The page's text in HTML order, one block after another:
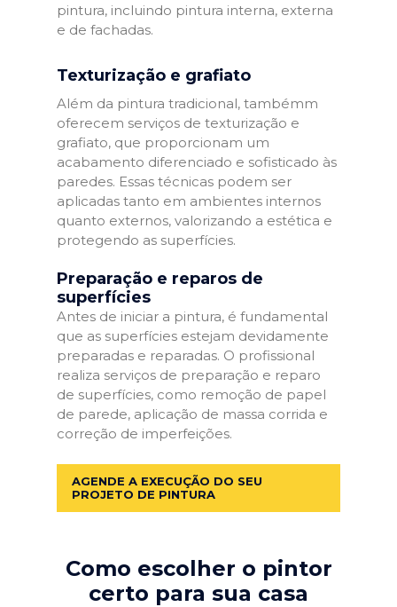
pintura, incluindo pintura interna, externa
e de fachadas.
Texturização e grafiato
Além da pintura tradicional, tambémm
oferecem serviços de texturização e
grafiato, que proporcionam um
acabamento diferenciado e sofisticado às
paredes. Essas técnicas podem ser
aplicadas tanto em ambientes internos
quanto externos, valorizando a estética e
protegendo as superfícies.
Preparação e reparos de
superfícies
Antes de iniciar a pintura, é fundamental
que as superfícies estejam devidamente
preparadas e reparadas. O profissional
realiza serviços de preparação e reparo
de superfícies, como remoção de papel
de parede, aplicação de massa corrida e
correção de imperfeições.
AGENDE A EXECUÇÃO DO SEU
PROJETO DE PINTURA
Como escolher o pintor
certo para sua casa